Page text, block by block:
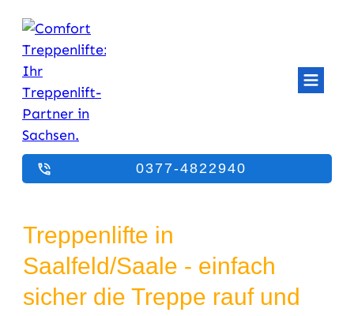
0377-4822940
Treppenlifte in
Saalfeld/Saale - einfach
sicher die Treppe rauf und